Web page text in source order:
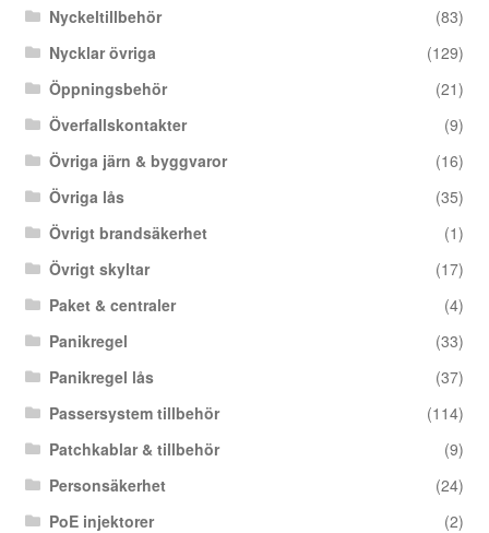
Nyckeltillbehör
(83)
Nycklar övriga
(129)
Öppningsbehör
(21)
Överfallskontakter
(9)
Övriga järn & byggvaror
(16)
Övriga lås
(35)
Övrigt brandsäkerhet
(1)
Övrigt skyltar
(17)
Paket & centraler
(4)
Panikregel
(33)
Panikregel lås
(37)
Passersystem tillbehör
(114)
Patchkablar & tillbehör
(9)
Personsäkerhet
(24)
PoE injektorer
(2)